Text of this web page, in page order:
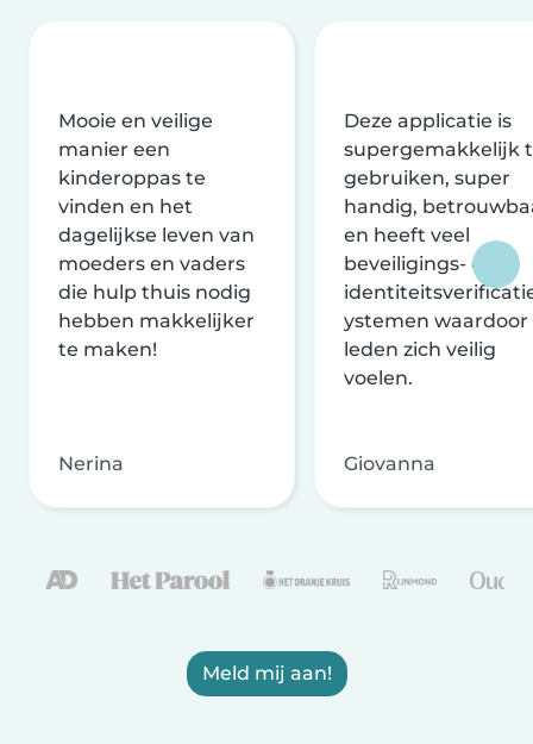
Mooie en veilige
manier een
kinderoppas te
vinden en het
dagelijkse leven van
moeders en vaders
die hulp thuis nodig
hebben makkelijker
te maken!
Nerina
Deze applicatie is
supergemakkelijk
gebruiken, super
handig,
en heeft veel
beveiligings- en
ystemen waardoor
leden zich veilig
voelen.
Giovanna
Meld mij aan!